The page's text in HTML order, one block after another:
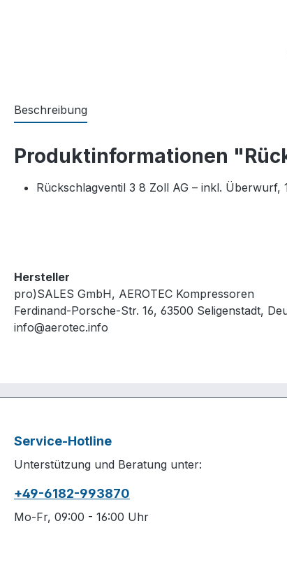
Beschreibung
Produktinformationen
Rückschlagventil 3 8 Zoll AG – inkl.
Hersteller
pro)SALES GmbH, AEROTEC Kompressoren
Ferdinand-Porsche-Str. 16, 63500 Seligenstadt,
info@aerotec.info
Service-Hotline
Unterstützung und Beratung unter:
+49-6182-993870
Mo-Fr, 09:00 - 16:00 Uhr